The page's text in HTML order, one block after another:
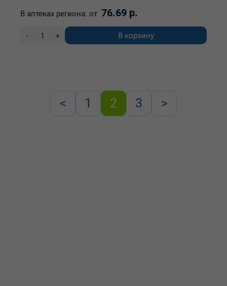
В аптеках региона: от 76.69 р.
- + В корзину
< 1 2 3 >